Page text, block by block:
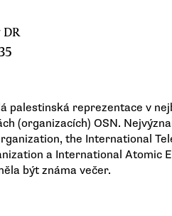
palestinská reprezentace v
(organizacích) OSN.
the International
a International Atomic
být známa večer.